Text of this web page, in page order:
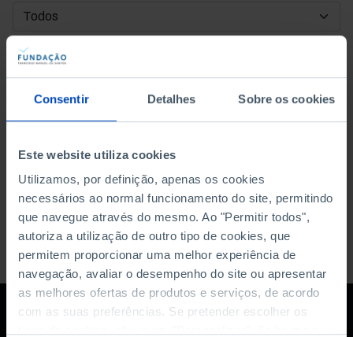
Consentir Detalhes Sobre os cookies
Este website utiliza cookies
Utilizamos, por definição, apenas os cookies
necessários ao normal funcionamento do site, permitindo
que navegue através do mesmo. Ao "Permitir todos",
autoriza a utilização de outro tipo de cookies, que
permitem proporcionar uma melhor experiência de
navegação, avaliar o desempenho do site ou apresentar
as melhores ofertas de produtos e serviços, de acordo
com as suas preferências. Se pretender escolher os
DATA DE INÍCIO
DATA DE FIM